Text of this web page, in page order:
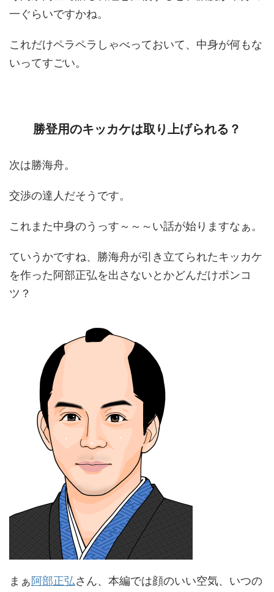
一ぐらいですかね。
これだけペラペラしゃべっておいて、中身が何もな
いってすごい。
勝登用のキッカケは取り上げられる？
次は勝海舟。
交渉の達人だそうです。
これまた中身のうっす～～～い話が始りますなぁ。
ていうかですね、勝海舟が引き立てられたキッカケ
を作った阿部正弘を出さないとかどんだけポンコ
ツ？
まぁ阿部正弘さん、本編では顔のいい空気、いつの